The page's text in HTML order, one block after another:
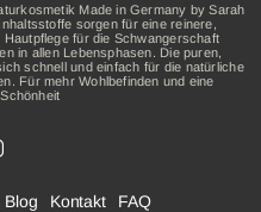
Made in Germany by Sarah
sorgen für eine reinere,
für die Schwangerschaft
in allen Lebensphasen. Die puren,
schnell und einfach für die natürliche
Für mehr Wohlbefinden und eine
Blog Kontakt FAQ